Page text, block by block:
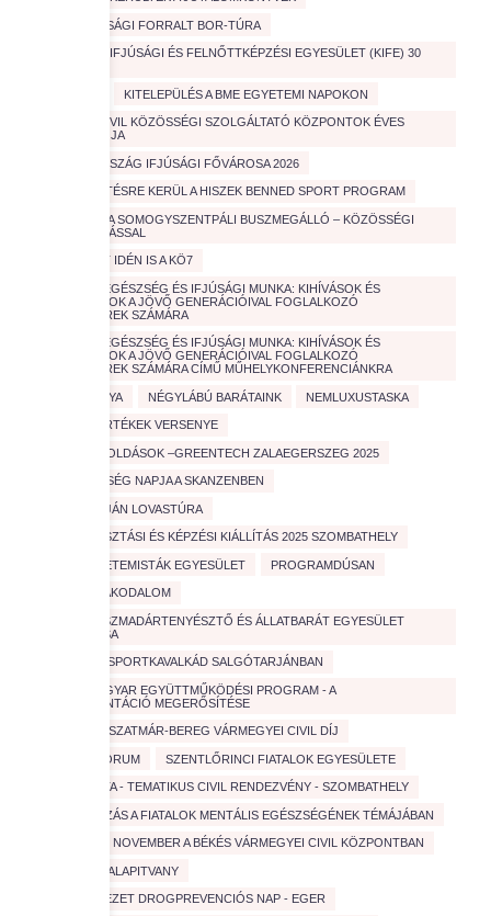
JÓTÉKONYSÁGI FORRALT BOR-TÚRA
KATOLIKUS IFJÚSÁGI ÉS FELNŐTTKÉPZÉSI EGYESÜLET (KIFE) 30
KITELEPÜLÉS A BME EGYETEMI NAPOKON
KÜLHONI CIVIL KÖZÖSSÉGI SZOLGÁLTATÓ KÖZPONTOK ÉVES
TALÁLKOZÓJA
MAGYARORSZÁG IFJÚSÁGI FŐVÁROSA 2026
MEGHIRDETÉSRE KERÜL A HISZEK BENNED SPORT PROGRAM
MEGÚJULT A SOMOGYSZENTPÁLI BUSZMEGÁLLÓ – KÖZÖSSÉGI
ÖSSZEFOGÁSSAL
MENŐ VOLT IDÉN IS A KÖ7
MENTÁLIS EGÉSZSÉG ÉS IFJÚSÁGI MUNKA: KIHÍVÁSOK ÉS
MEGOLDÁSOK A JÖVŐ GENERÁCIÓIVAL FOGLALKOZÓ
SZAKEMBEREK SZÁMÁRA
MENTÁLIS EGÉSZSÉG ÉS IFJÚSÁGI MUNKA: KIHÍVÁSOK ÉS
MEGOLDÁSOK A JÖVŐ GENERÁCIÓIVAL FOGLALKOZÓ
SZAKEMBEREK SZÁMÁRA CÍMŰ MŰHELYKONFERENCIÁNKRA
MENTŐKUTYA NÉGYLÁBÚ BARÁTAINK NEMLUXUSTASKA
NEMZETI ÉRTÉKEK VERSENYE
OKOS MEGOLDÁSOK –GREENTECH ZALAEGERSZEG 2025
ÖNKÉNTESSÉG NAPJA A SKANZENBEN
ŐSEINK ÚTJÁN LOVASTÚRA
PÁLYAVÁLASZTÁSI ÉS KÉPZÉSI KIÁLLÍTÁS 2025 SZOMBATHELY
PÉCSI EGYETEMISTÁK EGYESÜLET PROGRAMDÚSAN
SÁRKÖZI LAKODALOM
SAVARIA DÍSZMADÁRTENYÉSZTŐ ÉS ÁLLATBARÁT EGYESÜLET
BEMUTATÁSA
SPORTKAVALKÁD SALGÓTARJÁNBAN
SVÁJCI-MAGYAR EGYÜTTMŰKÖDÉSI PROGRAM - A
PÁLYAORIENTÁCIÓ MEGERŐSÍTÉSE
SZABOLCS-SZATMÁR-BEREG VÁRMEGYEI CIVIL DÍJ
SZAKMAI FORUM SZENTLŐRINCI FIATALOK EGYESÜLETE
SZOCIOSÉTA - TEMATIKUS CIVIL RENDEZVÉNY - SZOMBATHELY
TANÁCSKOZÁS A FIATALOK MENTÁLIS EGÉSZSÉGÉNEK TÉMÁJÁBAN
TARTALMAS NOVEMBER A BÉKÉS VÁRMEGYEI CIVIL KÖZPONTBAN
TESZ VESZ ALAPITVANY
TISZTA ÉLVEZET DROGPREVENCIÓS NAP - EGER